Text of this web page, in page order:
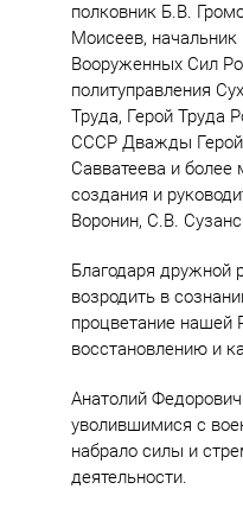
полковник Б.В.
Моисеев, начальник
Вооруженных Сил
политуправления
Труда, Герой Труда
СССР Дважды Герой
Савватеева и
создания и
Воронин, С.В.
Благодаря дружной
возродить в
процветание нашей
восстановлению и
Анатолий
уволившимися с
набрало силы и
деятельности.